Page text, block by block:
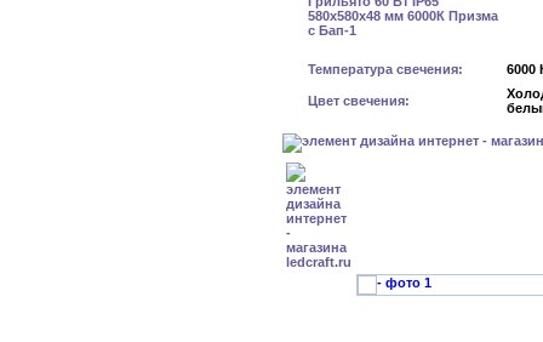
Температура свечения: 6000
Цвет свечения: